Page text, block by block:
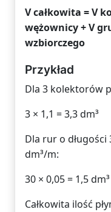
V całkowita = V
wężownicy + V
wzbiorczego
Przykład
Dla 3 kolektorów
3 × 1,1 = 3,3 dm³
Dla rur o
dm³/m:
30 × 0,05 = 1,5 dm³
Całkowita ilość